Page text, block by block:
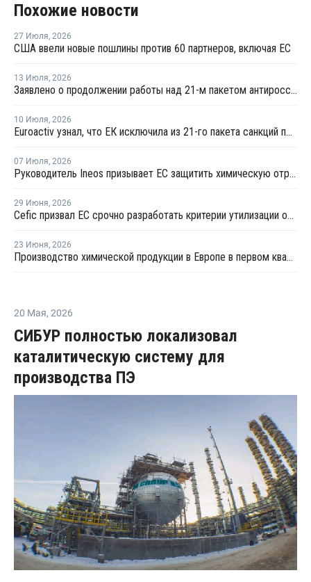
Похожие новости
27 Июля, 2026
США ввели новые пошлины против 60 партнеров, включая ЕС
13 Июля, 2026
Заявлено о продолжении работы над 21-м пакетом антироссийских санкций
10 Июля, 2026
Euroactiv узнал, что ЕК исключила из 21-го пакета санкций против России
07 Июля, 2026
Руководитель Ineos призывает ЕС защитить химическую отрасль от китайского демпинга
29 Июня, 2026
Сefic призвал ЕС срочно разработать критерии утилизации отходов методом химпереработки
23 Июня, 2026
Производство химической продукции в Европе в первом квартале сократилось на 3,2% — Cefic
20 Мая, 2026
СИБУР полностью локализовал
каталитическую систему для
производства ПЭ